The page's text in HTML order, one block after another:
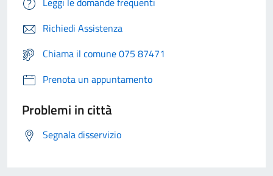
Richiedi Assistenza
Chiama il comune 075 87471
Prenota un appuntamento
Problemi in città
Segnala disservizio